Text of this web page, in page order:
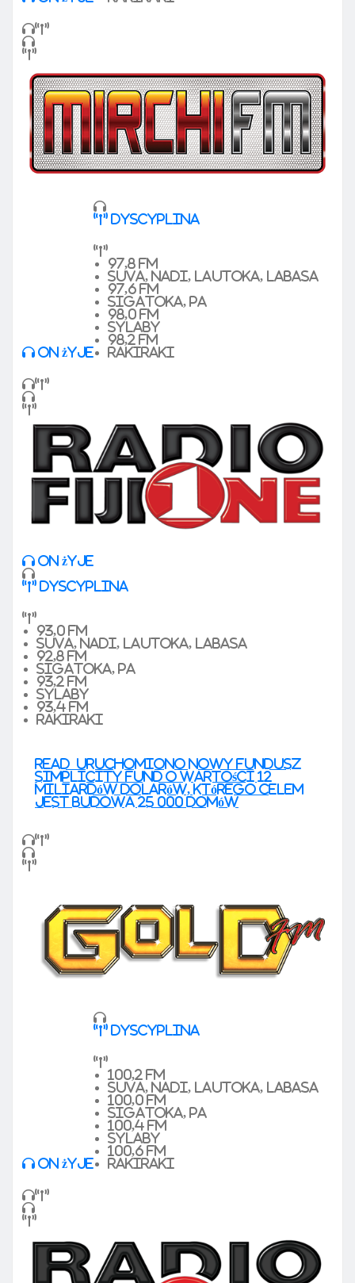
On żyje
dyscyplina
97,8 FM
Suva, Nadi, Lautoka, Labasa
97,6 FM
Sigatoka, pa
98,0 FM
sylaby
98,2 FM
Rakiraki
On żyje
dyscyplina
93,0 FM
Suva, Nadi, Lautoka, Labasa
92,8 FM
Sigatoka, pa
93,2 FM
sylaby
93,4 FM
Rakiraki
READ Uruchomiono nowy fundusz
Simplicity Fund o wartości 12
miliardów dolarów, którego celem
jest budowa 25 000 domów
On żyje
dyscyplina
100,2 FM
Suva, Nadi, Lautoka, Labasa
100,0 FM
Sigatoka, pa
100,4 FM
sylaby
100,6 FM
Rakiraki